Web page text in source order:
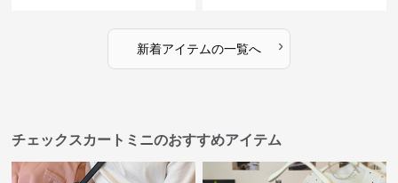
新着アイテムの一覧へ ›
チェックスカートミニのおすすめアイテム